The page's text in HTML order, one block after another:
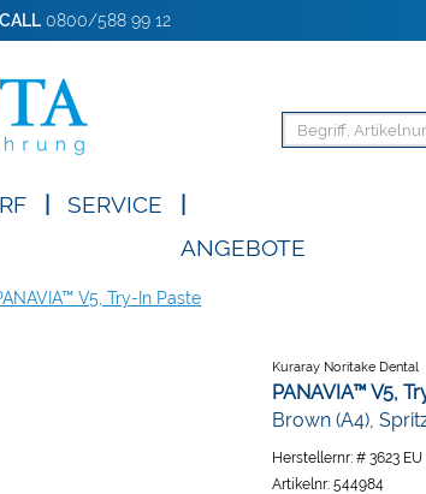
0800/588 99 12
SERVICE
ANGEBOTE
V5, Try-In Paste
Kuraray Noritake Dental
PANAVIA™ V5,
Brown (A4),
Herstellernr: # 3623 EU
Artikelnr: 544984